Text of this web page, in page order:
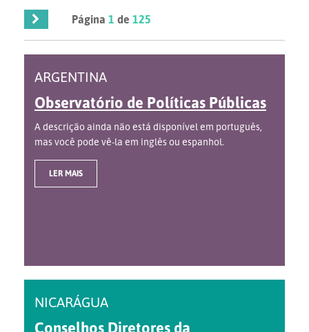
Página1 de125
ARGENTINA
Observatório de Políticas Públicas
A descrição ainda não está disponível em português,
mas você pode vê-la em inglês ou espanhol.
LER MAIS
NICARÁGUA
Conselhos Diretores da